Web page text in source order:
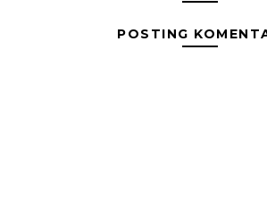
POSTING